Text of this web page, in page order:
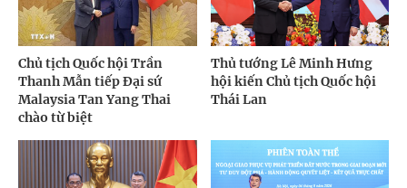
Chủ tịch Quốc hội Trần
Thanh Mẫn tiếp Đại sứ
Malaysia Tan Yang Thai
chào từ biệt
Thủ tướng Lê Minh Hưng
hội kiến Chủ tịch Quốc hội
Thái Lan